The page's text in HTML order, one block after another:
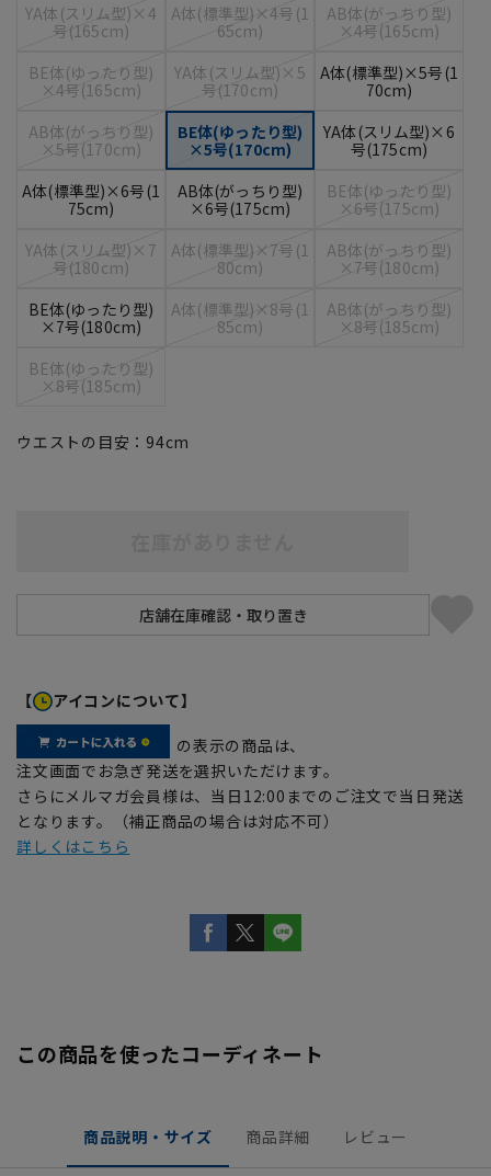
YA体(スリム型)×4
号(165cm)
A体(標準型)×4号(1
65cm)
AB体(がっちり型)
×4号(165cm)
BE体(ゆったり型)
×4号(165cm)
YA体(スリム型)×5
号(170cm)
A体(標準型)×5号(1
70cm)
AB体(がっちり型)
×5号(170cm)
BE体(ゆったり型)
×5号(170cm)
YA体(スリム型)×6
号(175cm)
A体(標準型)×6号(1
75cm)
AB体(がっちり型)
×6号(175cm)
BE体(ゆったり型)
×6号(175cm)
YA体(スリム型)×7
号(180cm)
A体(標準型)×7号(1
80cm)
AB体(がっちり型)
×7号(180cm)
BE体(ゆったり型)
×7号(180cm)
A体(標準型)×8号(1
85cm)
AB体(がっちり型)
×8号(185cm)
BE体(ゆったり型)
×8号(185cm)
ウエストの目安： 94cm
【 アイコンについて】
の表示の商品は、
注文画面でお急ぎ発送を選択いただけます。
さらにメルマガ会員様は、当日12:00までのご注文で当日発送
となります。（補正商品の場合は対応不可）
詳しくはこちら
この商品を使ったコーディネート
商品説明・サイズ 商品詳細 レビュー